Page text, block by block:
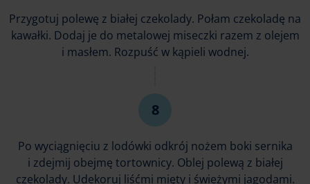
Przygotuj polewę z białej czekolady. Połam czekoladę na
kawałki. Dodaj je do metalowej miseczki razem z olejem
i masłem. Rozpuść w kąpieli wodnej.
Po wyciągnięciu z lodówki odkrój nożem boki sernika
i zdejmij obejmę tortownicy. Oblej polewą z białej
czekolady. Udekoruj liśćmi mięty i świeżymi jagodami.